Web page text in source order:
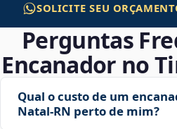
SOLICITE SEU
Perguntas
Encanador no
Qual o custo de um
Natal‑RN perto de mim?